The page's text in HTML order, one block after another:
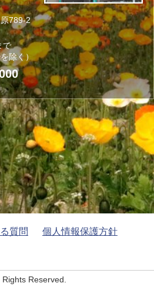
789-2
で
除く）
質問
個人情報保護方針
Reserved.